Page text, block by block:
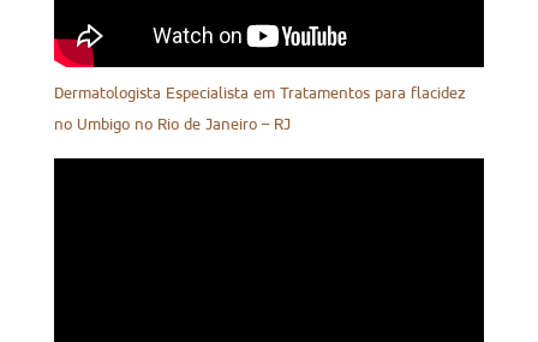
Dermatologista Especialista em Tratamentos para flacidez
no Umbigo no Rio de Janeiro – RJ